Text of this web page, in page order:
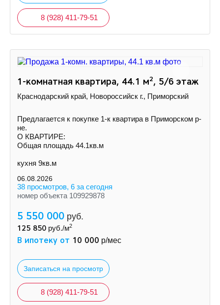
8 (928) 411-79-51
1-комнатная квартира, 44.1 м2, 5/6 этаж
Краснодарский край, Новороссийск г., Приморский
Предлагается к покупке 1-к квартира в Приморском р-
не.
О КВАРТИРЕ:
Общая площадь 44.1кв.м
кухня 9кв.м
06.08.2026
38 просмотров, 6 за сегодня
номер объекта 109929878
5 550 000 руб.
125 850 руб./м2
В ипотеку от 10 000 р/мес
Записаться на просмотр
8 (928) 411-79-51